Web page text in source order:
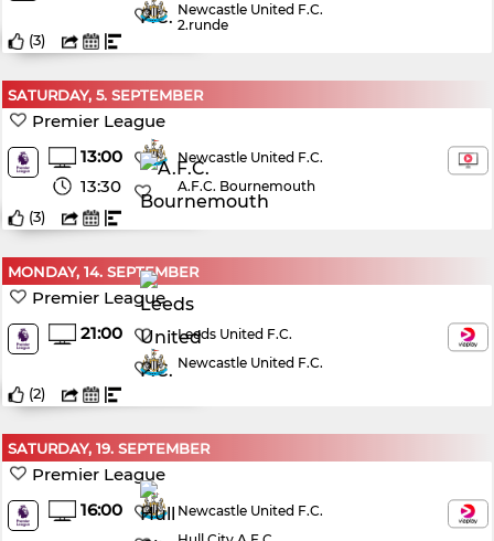
Newcastle United F.C.
2.runde
(3)
SATURDAY, 5. SEPTEMBER
Premier League
13:00
13:30
Newcastle United F.C.
A.F.C. Bournemouth
(3)
MONDAY, 14. SEPTEMBER
Premier League
21:00
Leeds United F.C.
Newcastle United F.C.
(2)
SATURDAY, 19. SEPTEMBER
Premier League
16:00
Newcastle United F.C.